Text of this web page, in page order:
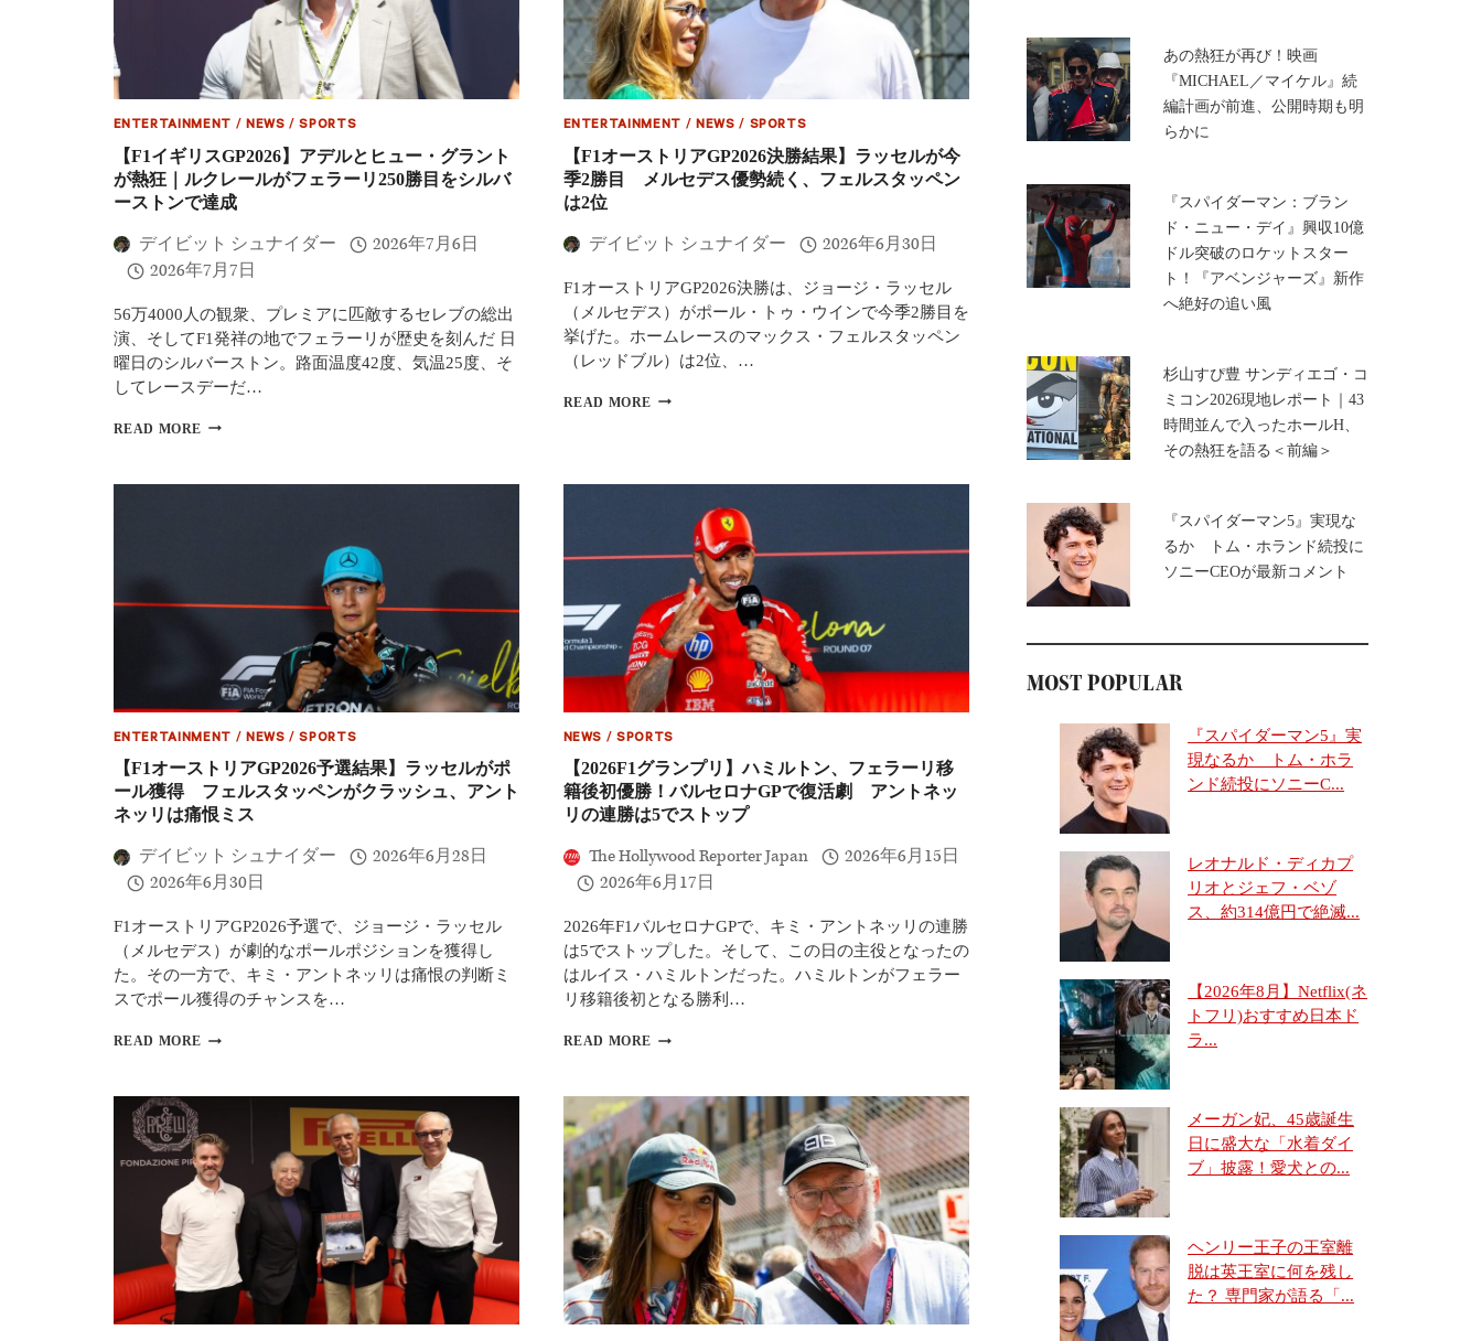
季
初
優
勝
ジ
ー
ジ・
ル
カ
ス
来
2026
年
バ
ー
リ
ス
が
今
季
ポ
ー
ル
ジ
ジ・
ー
カ
が
フ
ラ
問、
と
0.012
秒
差
の
激
ENTERTAINMENT / NEWS /SPORTS
【F1イギリスGP2026】アデルとヒュー・グラント
が熱狂｜ルクレールがフェラーリ250勝目をシルバ
ーストンで達成
デイビット シュナイダー
2026年7月6日
2026年7月7日
56万4000人の観衆、プレミアに匹敵するセレブの総出
演、そしてF1発祥の地でフェラーリが歴史を刻んだ 日
曜日のシルバーストン。路面温度42度、気温25度、そ
してレースデーだ…
READ MORE 【F1
リ
と
ト
が
熱
狂
｜
ク
レ
ル
フ
ェ
ラ
リ
目
シ
ル
バ
ー
ス
ト
で
達
ENTERTAINMENT / NEWS / SPORTS
【F1オーストリアGP2026決勝結果】ラッセルが今
季2勝目 メルセデス優勢続く、フェルスタッペン
は2位
デイビット シュナイダー 2026年6月30日
F1オーストリアGP2026決勝は、ジョージ・ラッセル
（メルセデス）がポール・トゥ・ウインで今季2勝目を
挙げた。ホームレースのマックス・フェルスタッペン
（レッドブル）は2位、…
READ MORE 【F1
GP2026
決
結
果】
ラ
ッ
セ
ル
が
今
勝
目
ル
セ
デ
優
勢
続
く、
ッ
ペ
ン
は
2
ENTERTAINMENT / NEWS /SPORTS
【F1オーストリアGP2026予選結果】ラッセルがポ
ール獲得 フェルスタッペンがクラッシュ、アント
ネッリは痛恨ミス
デイビット シュナイダー
2026年6月28日
2026年6月30日
F1オーストリアGP2026予選で、ジョージ・ラッセル
（メルセデス）が劇的なポールポジションを獲得し
た。その一方で、キミ・アントネッリは痛恨の判断ミ
スでポール獲得のチャンスを…
READ MORE 【F1
ス
リ
ア
GP2026
予
結
ラ
ッ
NEWS /SPORTS
【2026F1グランプリ】ハミルトン、フェラーリ移
籍後初優勝！バルセロナGPで復活劇 アントネッ
リの連勝は5でストップ
The Hollywood Reporter Japan
2026年6月15日
2026年6月17日
2026年F1バルセロナGPで、キミ・アントネッリの連勝
は5でストップした。そして、この日の主役となったの
はルイス・ハミルトンだった。ハミルトンがフェラー
リ移籍後初となる勝利…
READ MORE 【2026F1
ン
プ
リ】
ハ
ミ
ル
ト
ン、
フ
ラ
ー
あの熱狂が再び！映画
『MICHAEL／マイケル』続
編計画が前進、公開時期も明
らかに
『スパイダーマン：ブラン
ド・ニュー・デイ』興収10億
ドル突破のロケットスター
ト！『アベンジャーズ』新作
へ絶好の追い風
杉山すぴ豊 サンディエゴ・コ
ミコン2026現地レポート｜43
時間並んで入ったホールH、
その熱狂を語る＜前編＞
『スパイダーマン5』実現な
るか トム・ホランド続投に
ソニーCEOが最新コメント
MOST POPULAR
『スパイダーマン5』実
現なるか トム・ホラ
ンド続投にソニーC...
レオナルド・ディカプ
リオとジェフ・ベゾ
ス、約314億円で絶滅...
【2026年8月】Netflix(ネ
トフリ)おすすめ日本ド
ラ...
メーガン妃、45歳誕生
日に盛大な「水着ダイ
ブ」披露！愛犬との...
ヘンリー王子の王室離
脱は英王室に何を残し
た？ 専門家が語る「...